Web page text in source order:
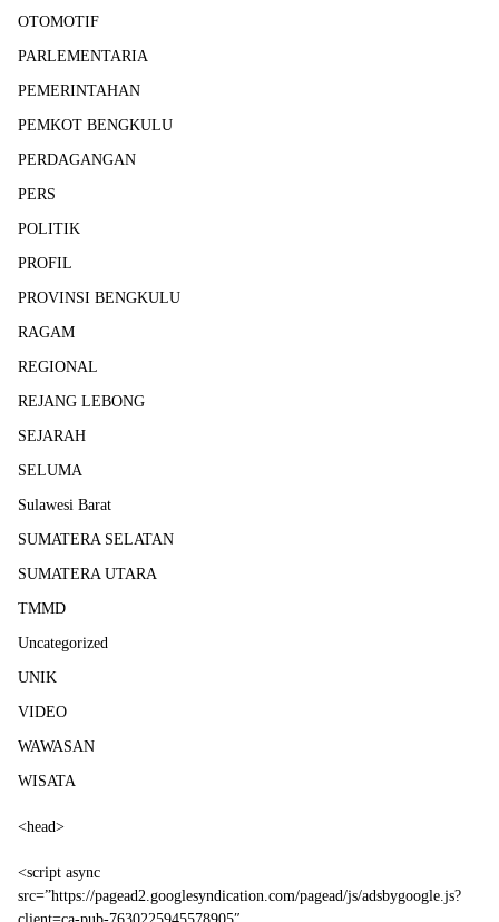
OTOMOTIF
PARLEMENTARIA
PEMERINTAHAN
PEMKOT BENGKULU
PERDAGANGAN
PERS
POLITIK
PROFIL
PROVINSI BENGKULU
RAGAM
REGIONAL
REJANG LEBONG
SEJARAH
SELUMA
Sulawesi Barat
SUMATERA SELATAN
SUMATERA UTARA
TMMD
Uncategorized
UNIK
VIDEO
WAWASAN
WISATA
<head>
<script async
src=”https://pagead2.googlesyndication.com/pagead/js/adsbygoogle.js?